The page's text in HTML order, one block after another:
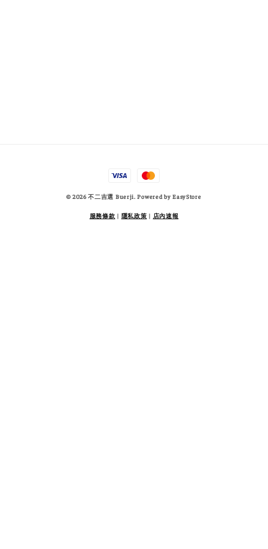
© 2026 不二吉選 Buerji. Powered byEasyStore
服務條款 | 隱私政策 | 店內速報